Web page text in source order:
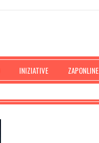
INIZIATIVE ZAPONLINE